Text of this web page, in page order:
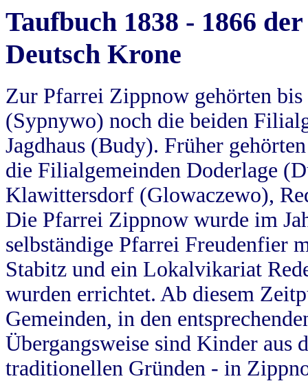
Taufbuch 1838 - 1866
Deutsch Krone
Zur Pfarrei Zippnow gehörten
(Sypnywo) noch die beiden
Jagdhaus (Budy). Früher
die Filialgemeinden Doderlage
Klawittersdorf (Glowaczewo),
Die Pfarrei Zippnow wurde im
selbständige Pfarrei Freudenfier
Stabitz und ein Lokalvikariat
wurden errichtet. Ab diesem
Gemeinden, in den
Übergangsweise sind Kinder aus
traditionellen Gründen - in